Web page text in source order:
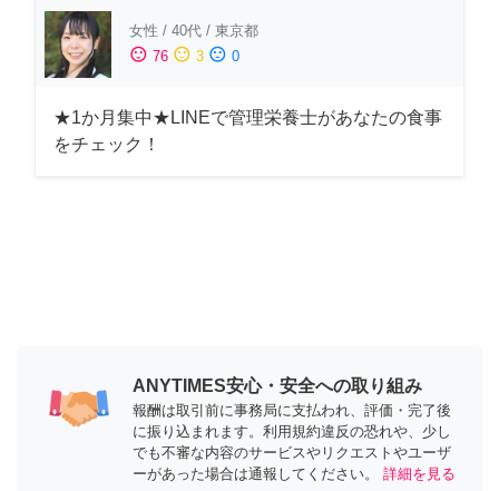
女性 / 40代 / 東京都
sentiment_satisfied 76 sentiment_neutral 3 sentiment_dissatisfied 0
★1か月集中★LINEで管理栄養士があなたの食事
をチェック！
ANYTIMES安心・安全への取り組み
報酬は取引前に事務局に支払われ、評価・完了後
に振り込まれます。利用規約違反の恐れや、少し
でも不審な内容のサービスやリクエストやユーザ
ーがあった場合は通報してください。
詳細を見る